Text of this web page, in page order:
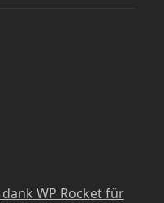
WP Rocket für